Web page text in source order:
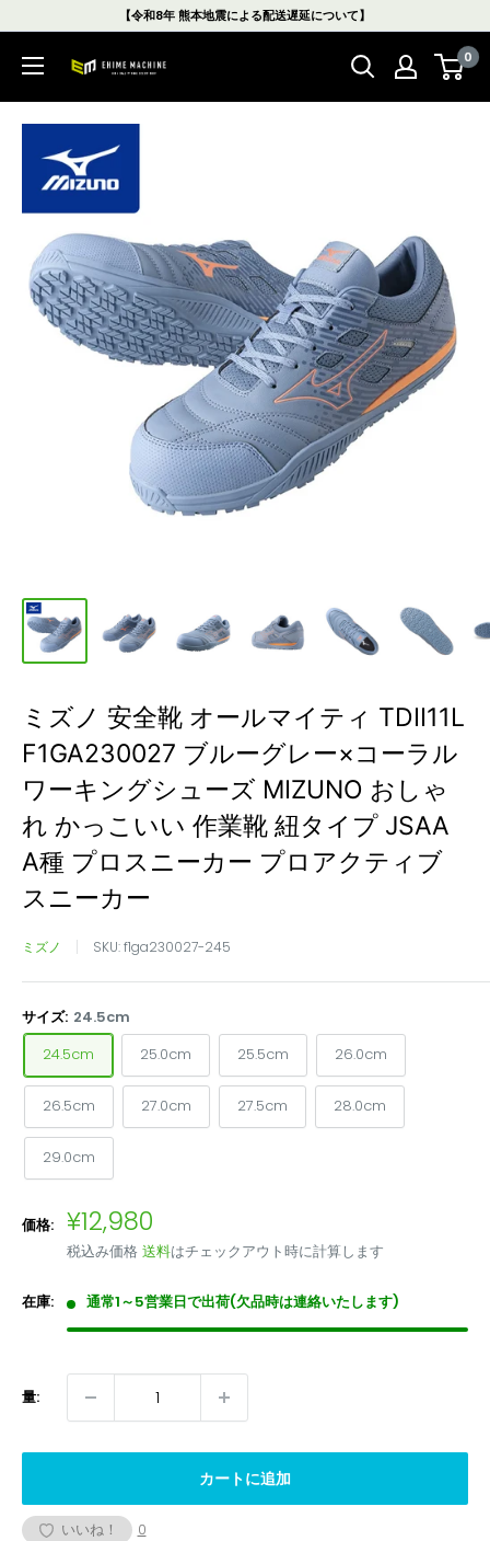
ン
【令和8年 熊本地震による配送遅延について】
エ
マ
シ
ン
店
0
ミズノ 安全靴 オールマイティ TDII11L
F1GA230027 ブルーグレー×コーラル
ワーキングシューズ MIZUNO おしゃ
れ かっこいい 作業靴 紐タイプ JSAA
A種 プロスニーカー プロアクティブ
スニーカー
ミズノ SKU:f1ga230027-245
サイズ: 24.5cm
24.5cm
25.0cm 25.5cm 26.0cm
26.5cm 27.0cm 27.5cm 28.0cm
29.0cm
価格: 販
売
価
格
¥12,980
税込み価格 送料はチェックアウト時に計算します
在庫: 通常1～5営業日で出荷(欠品時は連絡いたします)
量:
カートに追加
いいね！ 0